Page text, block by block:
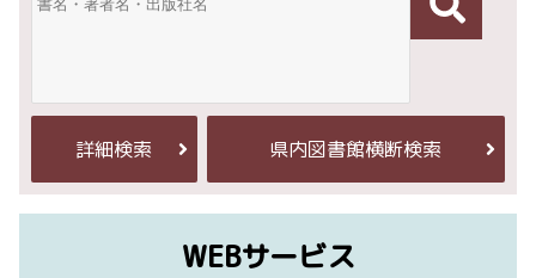
詳細検索 県内図書館横断検索
WEBサービス